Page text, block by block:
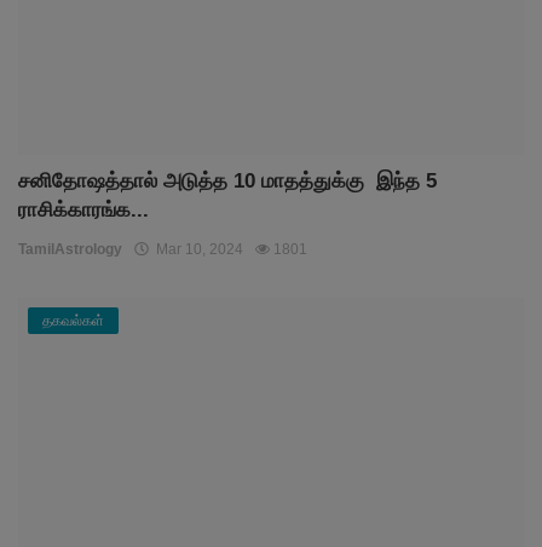
சனிதோஷத்தால் அடுத்த 10 மாதத்துக்கு இந்த 5
ராசிக்காரங்க...
TamilAstrology Mar 10, 2024 1801
தகவல்கள்